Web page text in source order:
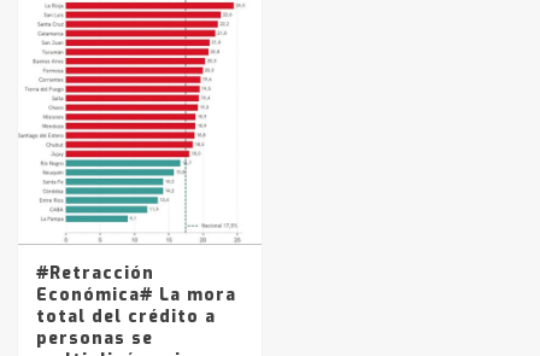
#Retracción
Económica# La mora
total del crédito a
personas se